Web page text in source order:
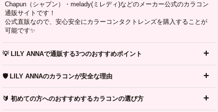
Chapun（シャプン）・melady(ミレディ)などのメーカー公式のカラコン
通販サイトです！
公式直販なので、安心安全にカラーコンタクトレンズを購入することが
可能です✨
💡 LILY ANNAで通販する3つのおすすめポイント
🛡️ LILY ANNAのカラコンが安全な理由
🔰 初めての方へのおすすめするカラコンの選び方